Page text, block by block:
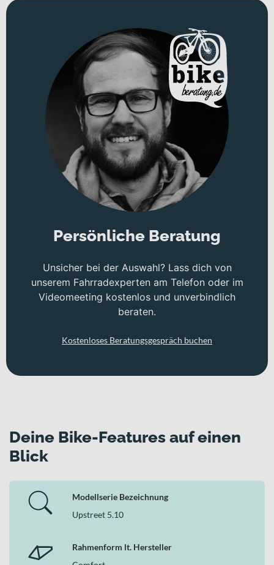
Persönliche Beratung
Unsicher bei der Auswahl? Lass dich von
unserem Fahrradexperten am Telefon oder im
Videomeeting kostenlos und unverbindlich
beraten.
Kostenloses Beratungsgespräch buchen
Deine Bike-Features auf einen
Blick
Modellserie Bezeichnung
Upstreet 5.10
Rahmenform lt. Hersteller